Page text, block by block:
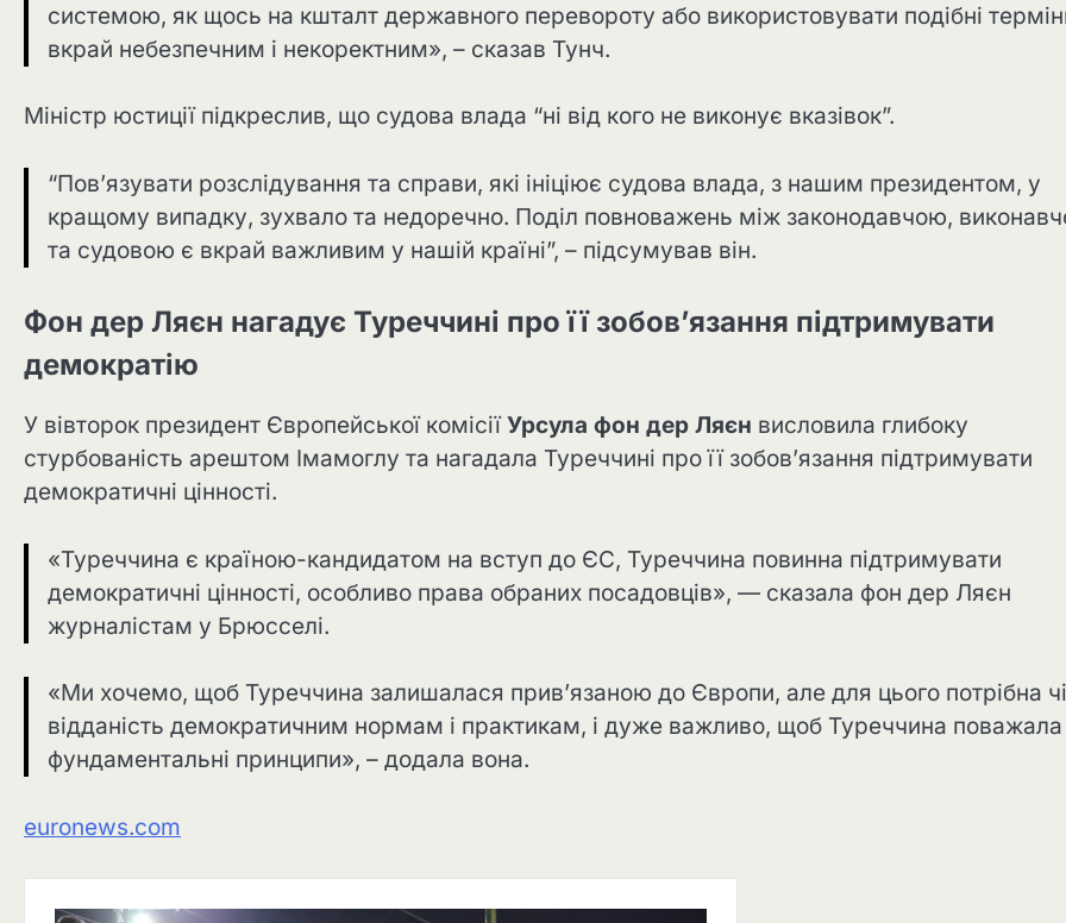
системою, як щось на кшталт державного перевороту або використовувати подібні
вкрай небезпечним і некоректним», – сказав Тунч.
Міністр юстиції підкреслив, що судова влада “ні від кого не виконує вказівок”.
“Пов’язувати розслідування та справи, які ініціює судова влада, з нашим президентом, у
кращому випадку, зухвало та недоречно. Поділ повноважень між законодавчою,
та судовою є вкрай важливим у нашій країні”, – підсумував він.
Фон дер Ляєн нагадує Туреччині про її зобов’язання підтримувати
демократію
У вівторок президент Європейської комісіїУрсула фон дер Ляєн висловила глибоку
стурбованість арештом Імамоглу та нагадала Туреччині про її зобов’язання підтримувати
демократичні цінності.
«Туреччина є країною-кандидатом на вступ до ЄС, Туреччина повинна підтримувати
демократичні цінності, особливо права обраних посадовців», — сказала фон дер Ляєн
журналістам у Брюсселі.
«Ми хочемо, щоб Туреччина залишалася прив’язаною до Європи, але для цього потрібна
відданість демократичним нормам і практикам, і дуже важливо, щоб Туреччина поважала
фундаментальні принципи», – додала вона.
euronews.com